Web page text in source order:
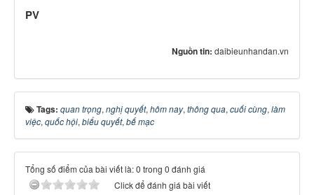
PV
Nguồn tin: daibieunhandan.vn
Tags: quan trọng, nghị quyết, hôm nay, thông qua, cuối cùng, làm
việc, quốc hội, biểu quyết, bế mạc
Tổng số điểm của bài viết là: 0 trong 0 đánh giá
Click để đánh giá bài viết